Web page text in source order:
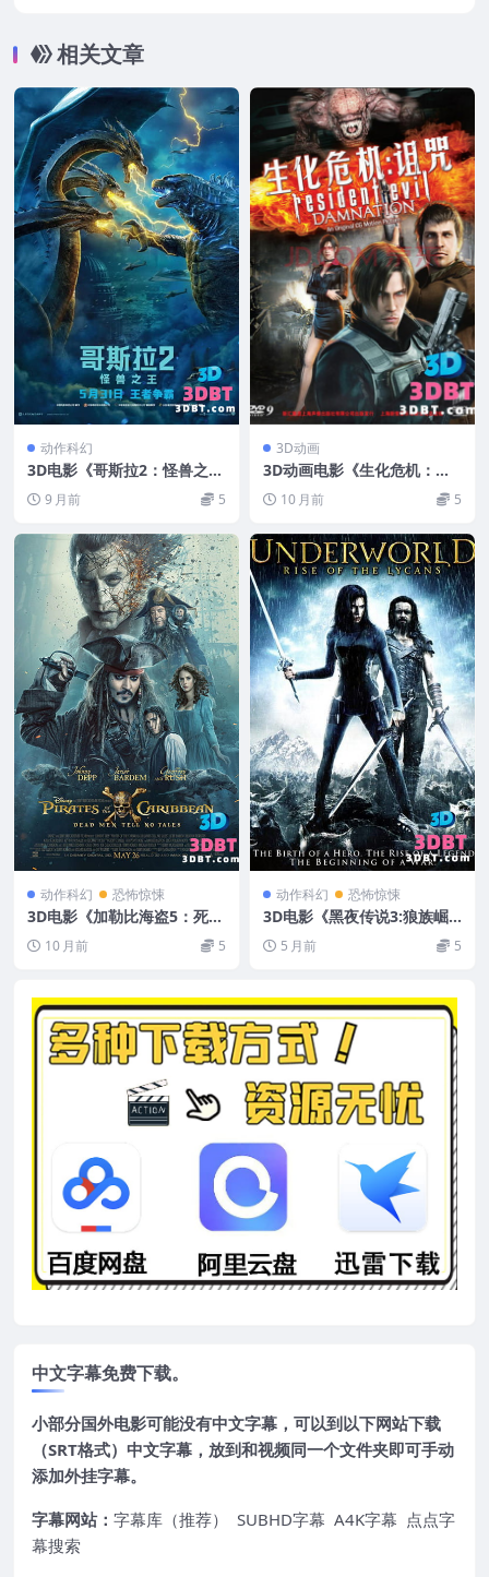
相关文章
动作科幻
3D电影《哥斯拉2：怪兽之王
3D》下载 左右格式 3D版 高
清蓝光 出屏字幕 百度网盘
+迅雷 下载
9 月前 5
3D动画
3D动画电影《生化危机：诅
咒》3D 左右格式 高清网盘下
载 Resident.Evil.Damnatio
n.3D.HSBS.
10 月前 5
动作科幻 恐怖惊悚
3D电影《加勒比海盗5：死无
对证3D》左右格式 高清蓝光
原盘 MKV 3D版 网盘 下载
10 月前 5
动作科幻 恐怖惊悚
3D电影《黑夜传说3:狼族崛
起3D》左右格式3D版 高清网
盘+迅雷 下载
5 月前 5
中文字幕免费下载。
小部分国外电影可能没有中文字幕，可以到以下网站下载
（SRT格式）中文字幕，放到和视频同一个文件夹即可手动
添加外挂字幕。
字幕网站： 字幕库（推荐） SUBHD字幕 A4K字幕 点点字
幕搜索